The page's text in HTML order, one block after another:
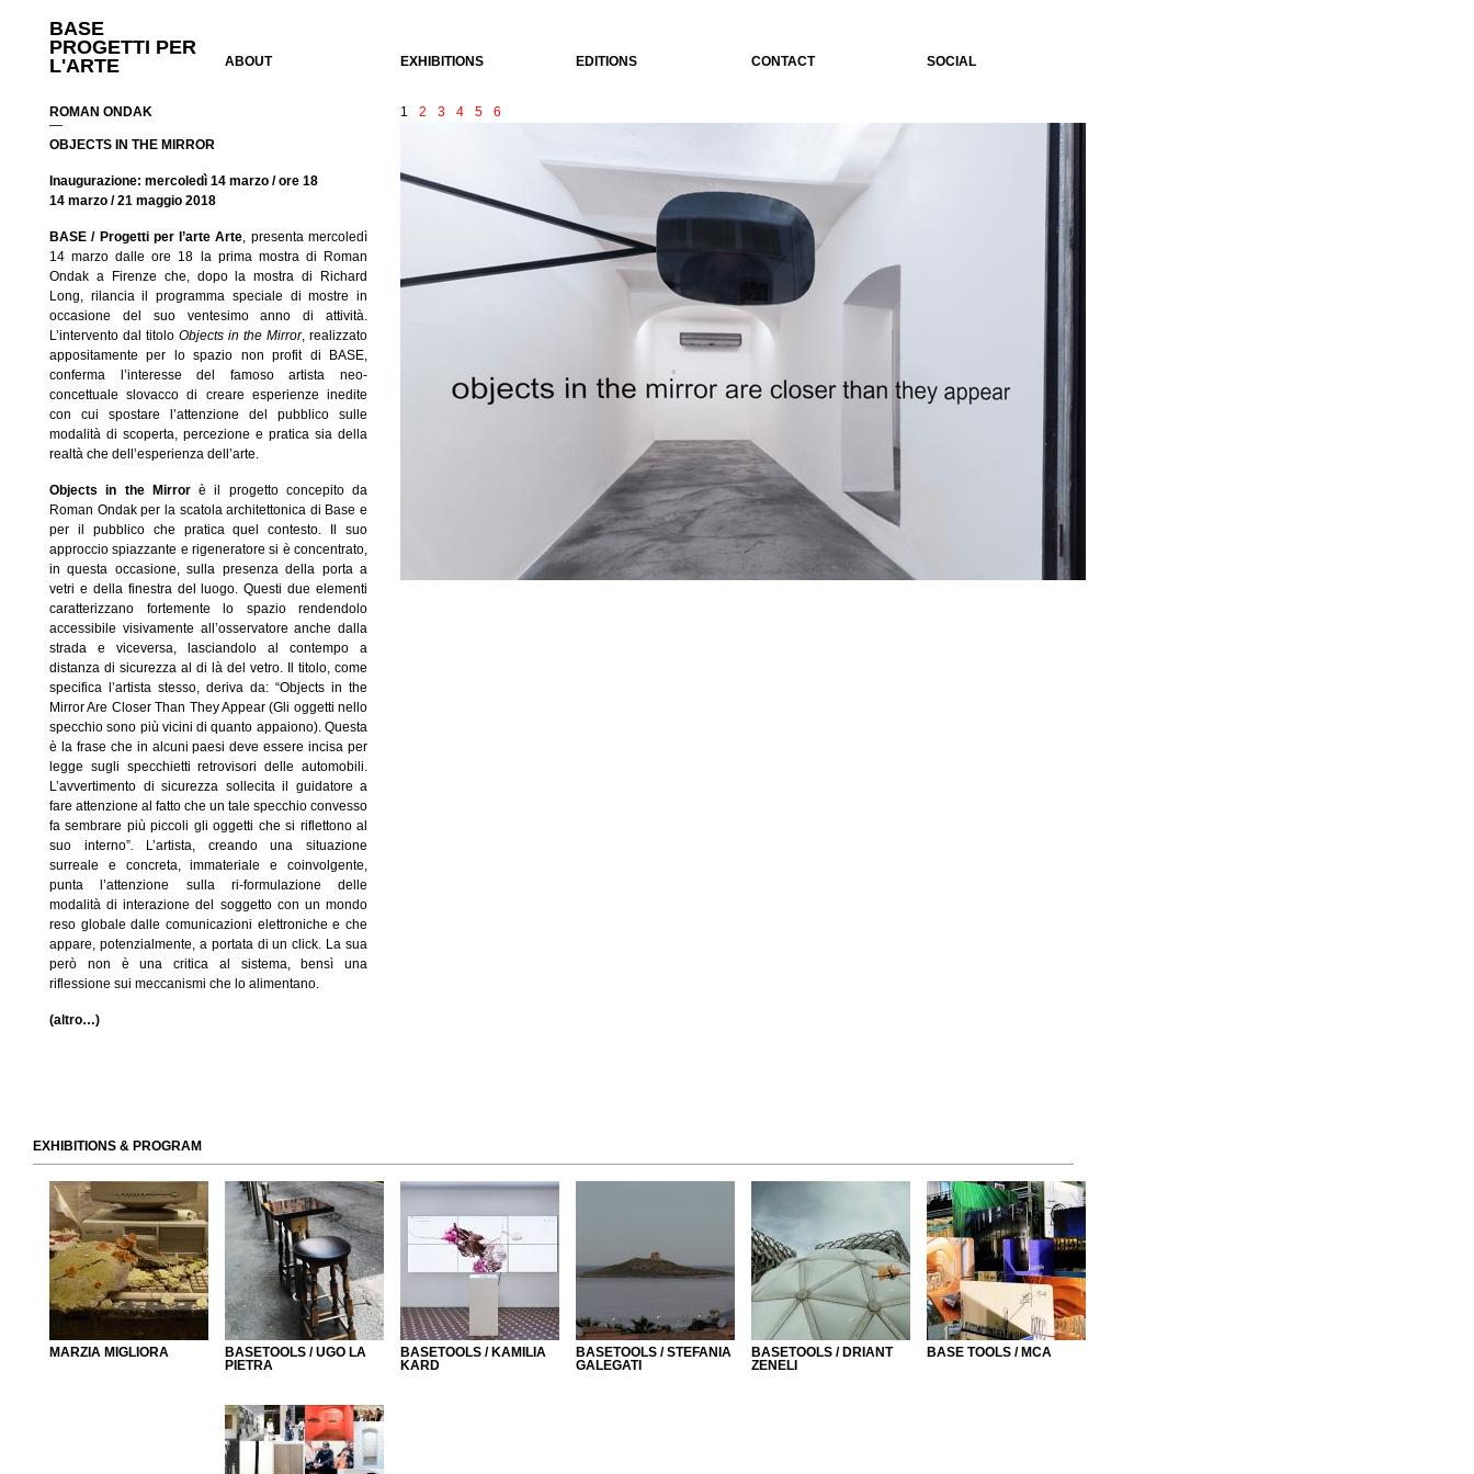
BASE
PROGETTI PER
L'ARTE
ABOUT EXHIBITIONS EDITIONS CONTACT SOCIAL
1 2 3 4 5 6
ROMAN ONDAK
—
OBJECTS IN THE MIRROR
Inaugurazione: mercoledì 14 marzo / ore 18
14 marzo / 21 maggio 2018
BASE / Progetti per l’arte Arte, presenta mercoledì
14 marzo dalle ore 18 la prima mostra di Roman
Ondak a Firenze che, dopo la mostra di Richard
Long, rilancia il programma speciale di mostre in
occasione del suo ventesimo anno di attività.
L’intervento dal titolo Objects in the Mirror, realizzato
appositamente per lo spazio non profit di BASE,
conferma l’interesse del famoso artista neo-
concettuale slovacco di creare esperienze inedite
con cui spostare l’attenzione del pubblico sulle
modalità di scoperta, percezione e pratica sia della
realtà che dell’esperienza dell’arte.
Objects in the Mirrorè il progetto concepito da
Roman Ondak per la scatola architettonica di Base e
per il pubblico che pratica quel contesto. Il suo
approccio spiazzante e rigeneratore si è concentrato,
in questa occasione, sulla presenza della porta a
vetri e della finestra del luogo. Questi due elementi
caratterizzano fortemente lo spazio rendendolo
accessibile visivamente all’osservatore anche dalla
strada e viceversa, lasciandolo al contempo a
distanza di sicurezza al di là del vetro. Il titolo, come
specifica l’artista stesso, deriva da: “Objects in the
Mirror Are Closer Than They Appear (Gli oggetti nello
specchio sono più vicini di quanto appaiono). Questa
è la frase che in alcuni paesi deve essere incisa per
legge sugli specchietti retrovisori delle automobili.
L’avvertimento di sicurezza sollecita il guidatore a
fare attenzione al fatto che un tale specchio convesso
fa sembrare più piccoli gli oggetti che si riflettono al
suo interno”.
L’artista, creando una situazione
surreale e concreta, immateriale e coinvolgente,
punta l’attenzione sulla ri-formulazione delle
modalità di interazione del soggetto con un mondo
reso globale dalle comunicazioni elettroniche e che
appare, potenzialmente, a portata di un click. La sua
però non è una critica al sistema, bensì una
riflessione sui meccanismi che lo alimentano.
(altro…)
EXHIBITIONS & PROGRAM
MARZIA MIGLIORA
BASETOOLS / UGO LA
PIETRA
BASETOOLS / KAMILIA
KARD
BASETOOLS / STEFANIA
GALEGATI
BASETOOLS / DRIANT
ZENELI
BASE TOOLS / MCA